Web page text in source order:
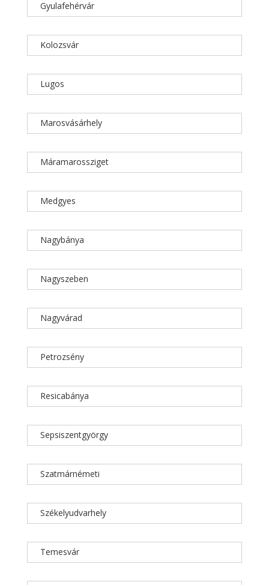
Gyulafehérvár
Kolozsvár
Lugos
Marosvásárhely
Máramarossziget
Medgyes
Nagybánya
Nagyszeben
Nagyvárad
Petrozsény
Resicabánya
Sepsiszentgyörgy
Szatmárnémeti
Székelyudvarhely
Temesvár